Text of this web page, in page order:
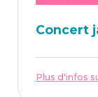
Concert
Plus d'infos